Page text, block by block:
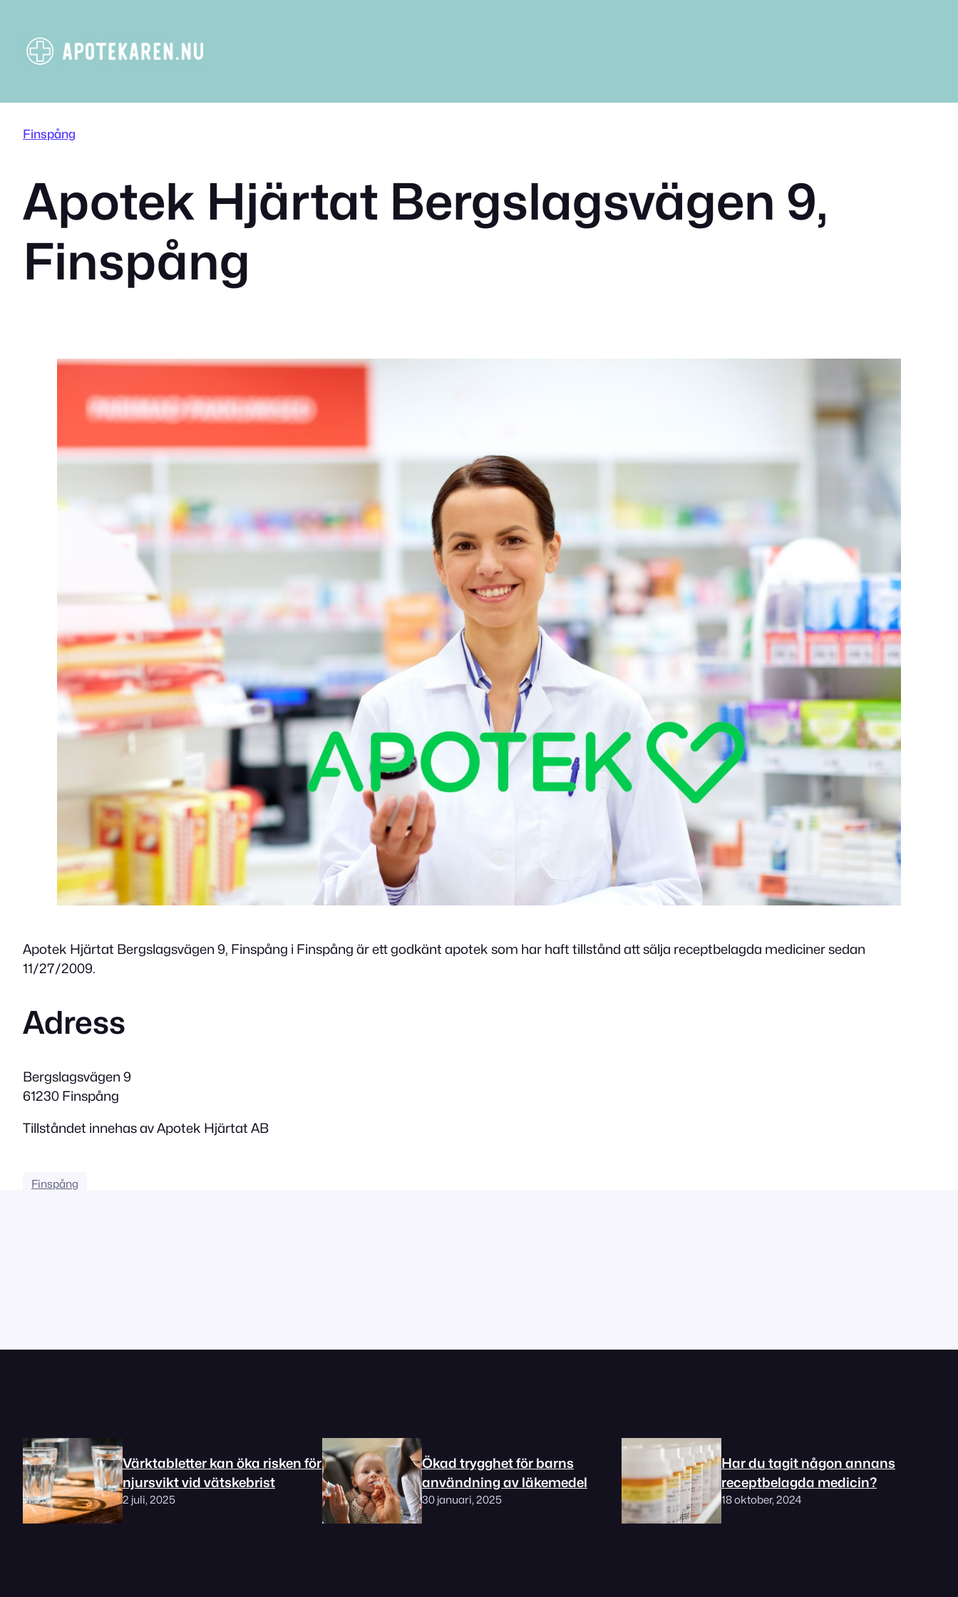
innehåll
Finspång
Apotek Hjärtat Bergslagsvägen 9,
Finspång
Apotek Hjärtat Bergslagsvägen 9, Finspång i Finspång är ett godkänt apotek som har haft tillstånd att sälja receptbelagda mediciner sedan
11/27/2009.
Adress
Bergslagsvägen 9
61230 Finspång
Tillståndet innehas av Apotek Hjärtat AB
Finspång
Värktabletter kan öka risken för
njursvikt vid vätskebrist
2 juli, 2025
Ökad trygghet för barns
användning av läkemedel
30 januari, 2025
Har du tagit någon annans
receptbelagda medicin?
18 oktober, 2024